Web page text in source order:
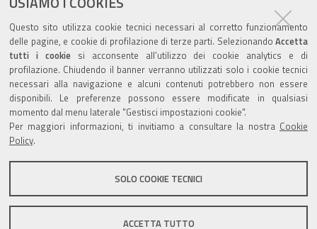
Questo sito utilizza cookie tecnici necessari al corretto funzionamento
delle pagine, e cookie di profilazione di terze parti. Selezionando Accetta
tutti i cookiesi acconsente all’utilizzo dei cookie analytics e di
profilazione. Chiudendo il banner verranno utilizzati solo i cookie tecnici
necessari alla navigazione e alcuni contenuti potrebbero non essere
disponibili. Le preferenze possono essere modificate in qualsiasi
momento dal menu laterale "Gestisci impostazioni cookie".
Per maggiori informazioni, ti invitiamo a consultare la nostra Cookie
Policy.
SOLO COOKIE TECNICI
ACCETTA TUTTO
ZolaGram - il canale Telegram del Comune di Zola
Predosa
Valuta questo sito
Sito istituzionale Comune di Zola Predosa